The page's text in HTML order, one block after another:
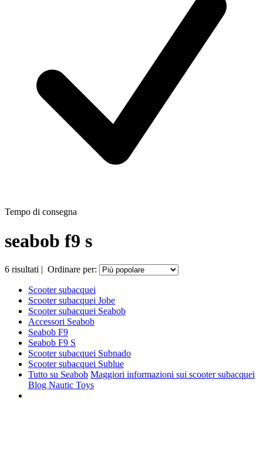
Tempo di consegna
seabob f9 s
6 risultati | Ordinare per:
Scooter subacquei
Scooter subacquei Jobe
Scooter subacquei Seabob
Accessori Seabob
Seabob F9
Seabob F9 S
Scooter subacquei Subnado
Scooter subacquei Sublue
Tutto su Seabob Maggiori informazioni sui scooter subacquei
Blog Nautic Toys